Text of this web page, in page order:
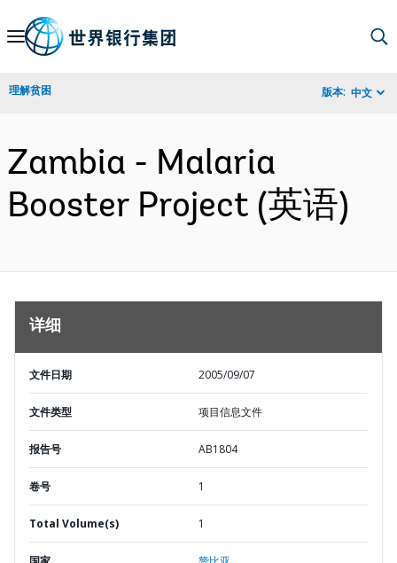
Skip
Navigation
理解贫困 版本: 中文
Zambia - Malaria
Booster Project (英语)
详细
文件日期 2005/09/07
文件类型 项目信息文件
报告号 AB1804
卷号 1
Total Volume(s) 1